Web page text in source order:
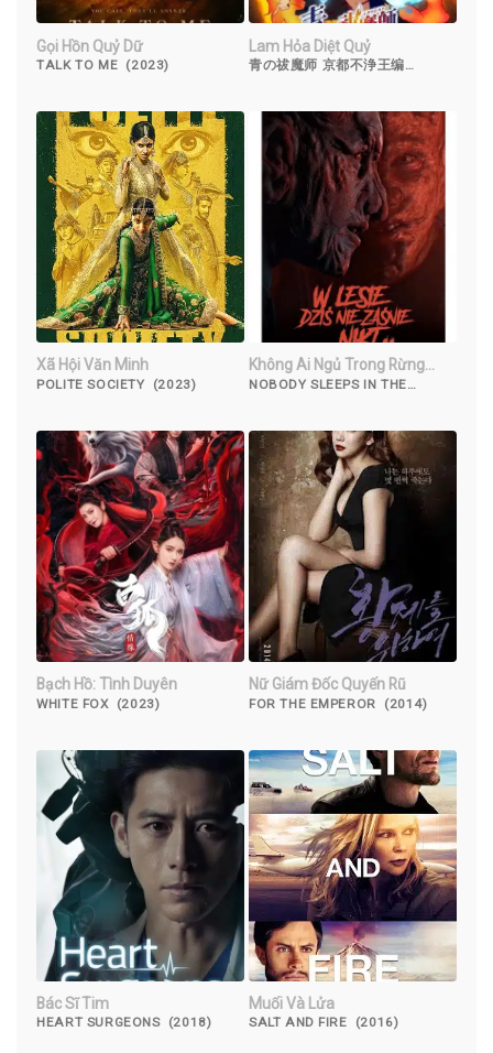
Gọi Hồn Quỷ Dữ
TALK TO ME (2023)
Lam Hỏa Diệt Quỷ
青の祓魔师 京都不浄王编
Xã Hội Văn Minh
POLITE SOCIETY (2023)
Không Ai Ngủ Trong Rừng
Đêm Nay 2
NOBODY SLEEPS IN THE
Bạch Hồ: Tình Duyên
WHITE FOX (2023)
Nữ Giám Đốc Quyến Rũ
FOR THE EMPEROR (2014)
Bác Sĩ Tim
HEART SURGEONS (2018)
Muối Và Lửa
SALT AND FIRE (2016)